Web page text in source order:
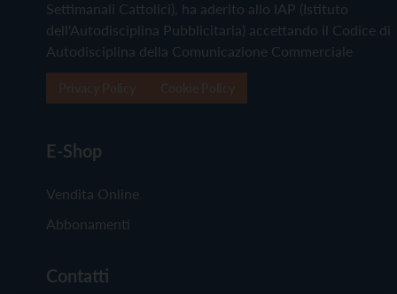
Settimanali Cattolici), ha aderito allo IAP (Istituto
dell'Autodisciplina Pubblicitaria) accettando il Codice di
Autodisciplina della Comunicazione Commerciale
E-Shop
Vendita Online
Abbonamenti
Contatti